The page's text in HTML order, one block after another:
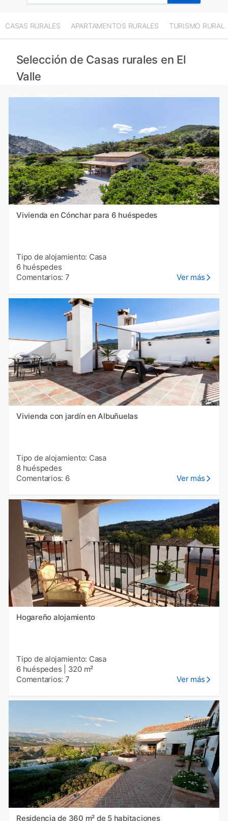
CASAS RURALES APARTAMENTOS RURALES TURISMO RURAL
Selección de Casas rurales en El
Valle
Vivienda en Cónchar para 6 huéspedes
Tipo de alojamiento: Casa
6 huéspedes
Comentarios: 7
Ver más
Vivienda con jardín en Albuñuelas
Tipo de alojamiento: Casa
8 huéspedes
Comentarios: 6
Ver más
Hogareño alojamiento
Tipo de alojamiento: Casa
6 huéspedes
320 m²
Comentarios: 7
Ver más
Residencia de 360 m² de 5 habitaciones